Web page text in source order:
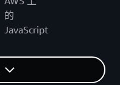
的
JavaScript